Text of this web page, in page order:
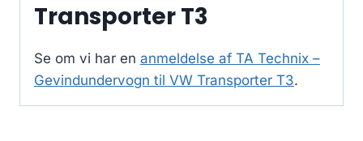
Transporter T3
Se om vi har en anmeldelse af TA Technix –
Gevindundervogn til VW Transporter T3.